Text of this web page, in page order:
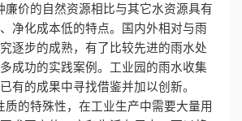
廉价的自然资源相比与其它水资源具有
净化成本低的特点。国内外相对与雨
逐步的成熟，有了比较先进的雨水处
成功的实践案例。工业园的雨水收集
有的成果中寻找借鉴并加以创新。
质的特殊性，在工业生产中需要大量用